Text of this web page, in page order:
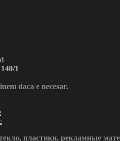
1
daca e necesar.
пластики, рекламные